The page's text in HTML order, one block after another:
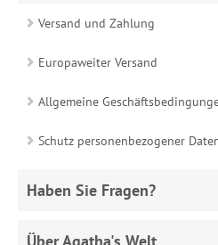
Versand und Zahlung
Europaweiter Versand
Allgemeine
Schutz personenbezogener
Haben Sie Fragen?